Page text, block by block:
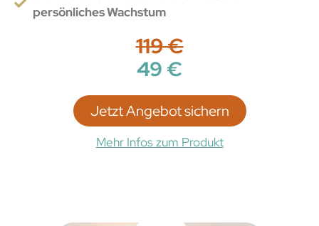
persönliches Wachstum
119 €
49 €
Jetzt Angebot sichern
Mehr Infos zum Produkt